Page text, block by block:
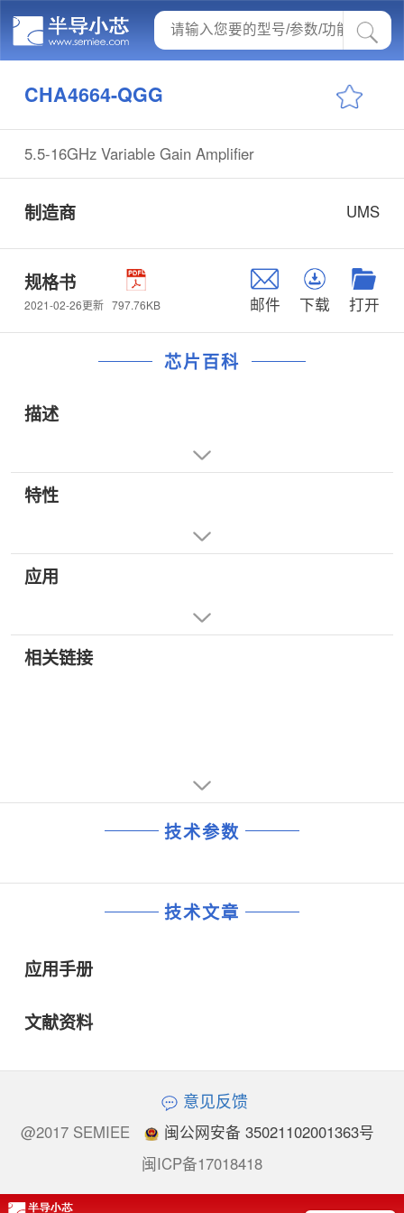
CHA4664-QGG
5.5-16GHz Variable Gain Amplifier
制造商 UMS
规格书
2021-02-26更新 797.76KB 邮件 下载 打开
芯片百科
描述
特性
应用
相关链接
技术参数
技术文章
应用手册
文献资料
意见反馈
@2017 SEMIEE
闽公网安备 35021102001363号
闽ICP备17018418